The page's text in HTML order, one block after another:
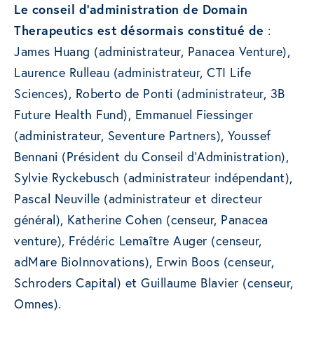
Le conseil d’administration de Domain
Therapeutics est désormais constitué de :
James Huang (administrateur, Panacea Venture),
Laurence Rulleau (administrateur, CTI Life
Sciences), Roberto de Ponti (administrateur, 3B
Future Health Fund), Emmanuel Fiessinger
(administrateur, Seventure Partners), Youssef
Bennani (Président du Conseil d’Administration),
Sylvie Ryckebusch (administrateur indépendant),
Pascal Neuville (administrateur et directeur
général), Katherine Cohen (censeur, Panacea
venture), Frédéric Lemaître Auger (censeur,
adMare BioInnovations), Erwin Boos (censeur,
Schroders Capital) et Guillaume Blavier (censeur,
Omnes).